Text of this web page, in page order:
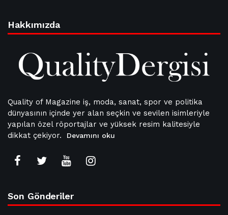
Hakkımızda
Quality of Magazine iş, moda, sanat, spor ve politika
dünyasının içinde yer alan seçkin ve sevilen isimleriyle
yapılan özel röportajlar ve yüksek resim kalitesiyle
dikkat çekiyor.
Devamını oku
Son Gönderiler